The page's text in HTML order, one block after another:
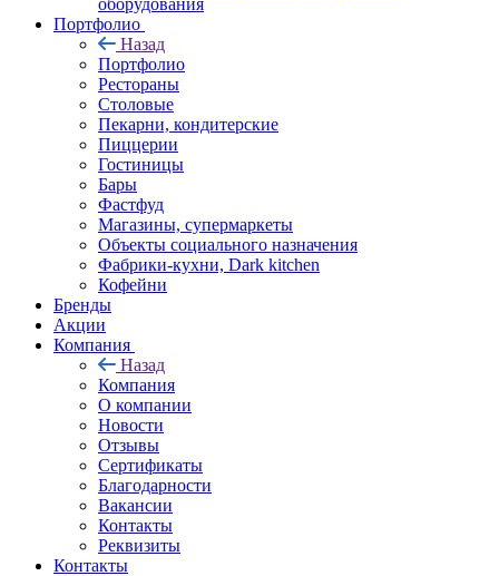
оборудования
Портфолио
Назад
Портфолио
Рестораны
Столовые
Пекарни, кондитерские
Пиццерии
Гостиницы
Бары
Фастфуд
Магазины, супермаркеты
Объекты социального назначения
Фабрики-кухни, Dark kitchen
Кофейни
Бренды
Акции
Компания
Назад
Компания
О компании
Новости
Отзывы
Сертификаты
Благодарности
Вакансии
Контакты
Реквизиты
Контакты